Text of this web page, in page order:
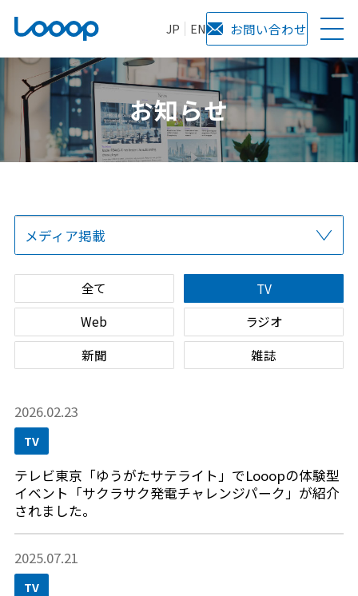
JP EN お問い合わせ
お知らせ
メディア掲載
全て
プレスリリース
当社からのお知らせ
サービス
全て
TV
Web
ラジオ
新聞
雑誌
2026.02.23
TV
テレビ東京「ゆうがたサテライト」でLooopの体験型
イベント「サクラサク発電チャレンジパーク」が紹介
されました。
2025.07.21
TV